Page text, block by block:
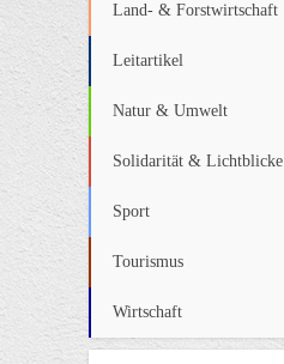
Land- & Forstwirtschaft
Leitartikel
Natur & Umwelt
Solidarität & Lichtblicke
Sport
Tourismus
Wirtschaft